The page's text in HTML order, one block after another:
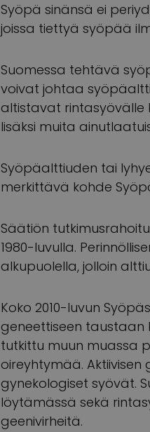
Syöpä sinänsä ei
joissa tiettyä syöpää
Suomessa tehtävä
voivat johtaa
altistavat rintasyövälle
lisäksi muita
Syöpäalttiuden tai
merkittävä kohde
Säätiön
1980-luvulla.
alkupuolella, jolloin
Koko 2010-luvun
geneettiseen taustaan
tutkittu muun muassa
oireyhtymää.
gynekologiset syövät.
löytämässä sekä
geenivirheitä.